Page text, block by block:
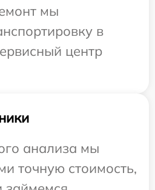
мы
в
центр
анализа мы
точную стоимость,